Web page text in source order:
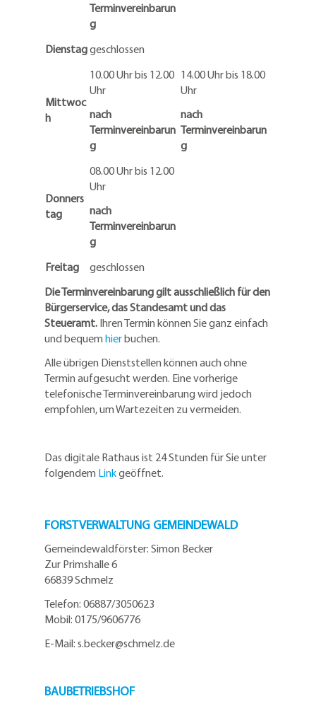
Terminvereinbarun
g
Dienstaggeschlossen
Mittwoc
h
10.00 Uhr bis 12.00
Uhr
nach
Terminvereinbarun
g
14.00 Uhr bis 18.00
Uhr
nach
Terminvereinbarun
g
Donners
tag
08.00 Uhr bis 12.00
Uhr
nach
Terminvereinbarun
g
Freitag
geschlossen
Die Terminvereinbarung gilt ausschließlich für den
Bürgerservice, das Standesamt und das
Steueramt. Ihren Termin können Sie ganz einfach
und bequem hierbuchen.
Alle übrigen Dienststellen können auch ohne
Termin aufgesucht werden. Eine vorherige
telefonische Terminvereinbarung wird jedoch
empfohlen, um Wartezeiten zu vermeiden.
Das digitale Rathaus ist 24 Stunden für Sie unter
folgendem Linkgeöffnet.
FORSTVERWALTUNG GEMEINDEWALD
Gemeindewaldförster: Simon Becker
Zur Primshalle 6
66839 Schmelz
Telefon: 06887/3050623
Mobil: 0175/9606776
E-Mail: s.becker@schmelz.de
BAUBETRIEBSHOF